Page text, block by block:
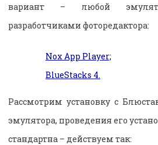
вариант – любой
разработчиками фоторедактора:
Nox App Player;
BlueStacks 4.
Рассмотрим установку с
эмулятора, проведения его
стандартна – действуем так: